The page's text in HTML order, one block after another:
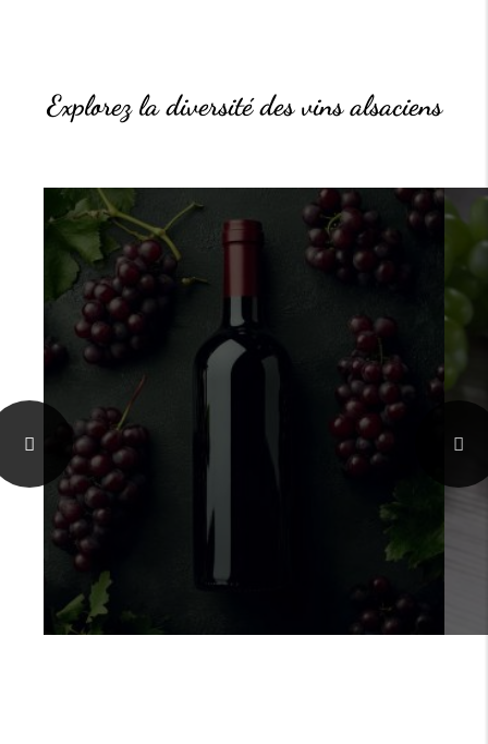
Explorez la diversité des vins alsaciens